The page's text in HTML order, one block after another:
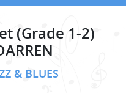
(Grade 1-2)
& BLUES